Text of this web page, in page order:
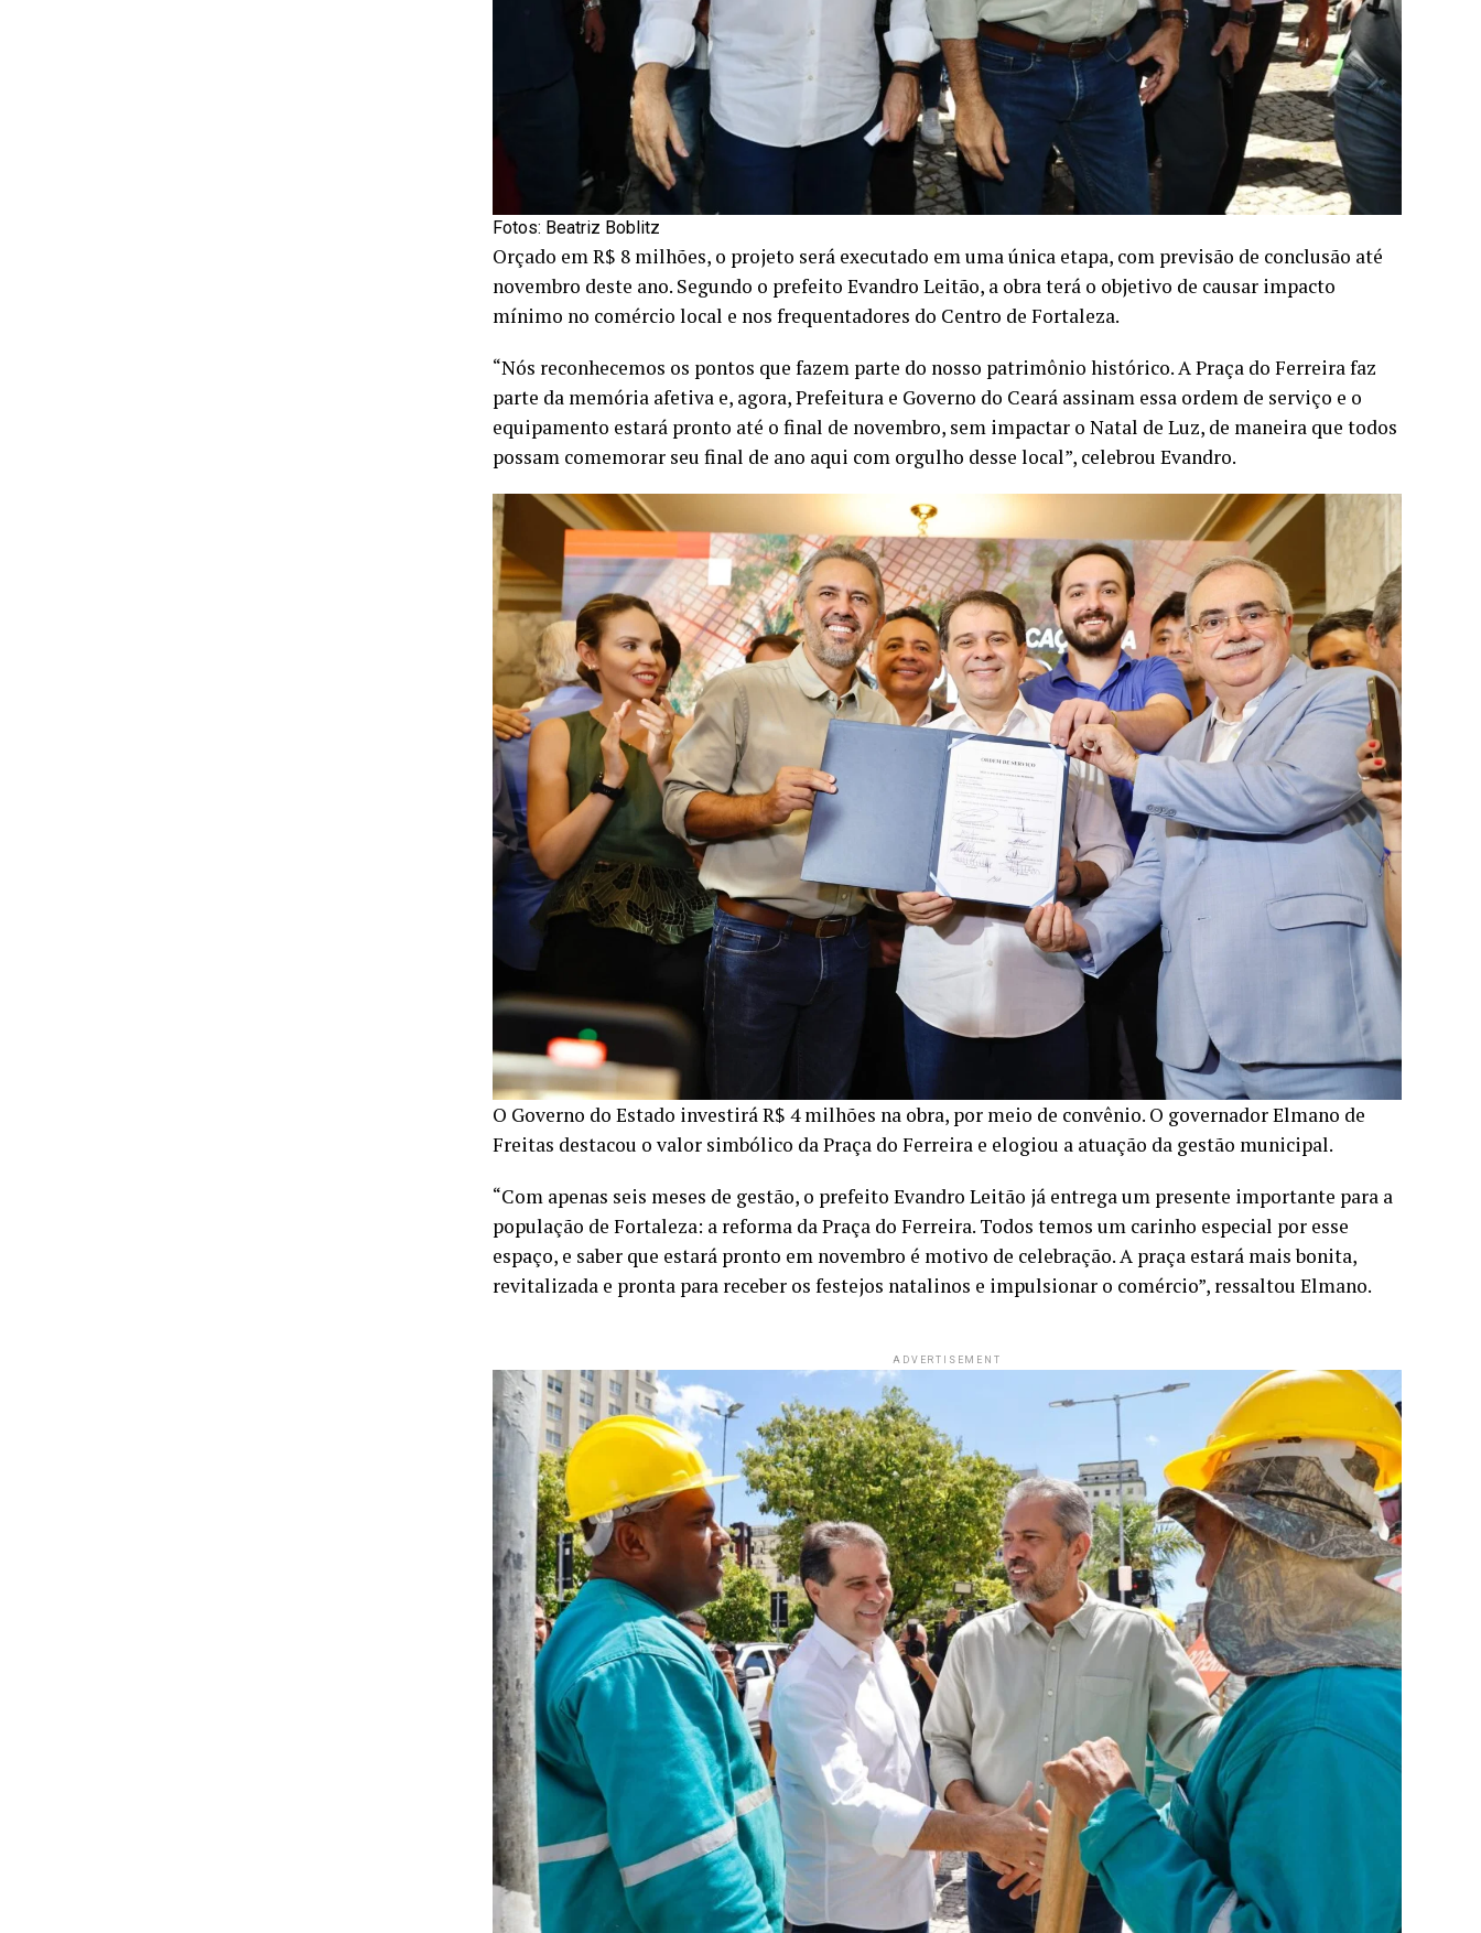
Fotos: Beatriz Boblitz
Orçado em R$ 8 milhões, o projeto será executado em uma única etapa, com previsão de conclusão até
novembro deste ano. Segundo o prefeito Evandro Leitão, a obra terá o objetivo de causar impacto
mínimo no comércio local e nos frequentadores do Centro de Fortaleza.
“Nós reconhecemos os pontos que fazem parte do nosso patrimônio histórico. A Praça do Ferreira faz
parte da memória afetiva e, agora, Prefeitura e Governo do Ceará assinam essa ordem de serviço e o
equipamento estará pronto até o final de novembro, sem impactar o Natal de Luz, de maneira que todos
possam comemorar seu final de ano aqui com orgulho desse local”, celebrou Evandro.
O Governo do Estado investirá R$ 4 milhões na obra, por meio de convênio. O governador Elmano de
Freitas destacou o valor simbólico da Praça do Ferreira e elogiou a atuação da gestão municipal.
“Com apenas seis meses de gestão, o prefeito Evandro Leitão já entrega um presente importante para a
população de Fortaleza: a reforma da Praça do Ferreira. Todos temos um carinho especial por esse
espaço, e saber que estará pronto em novembro é motivo de celebração. A praça estará mais bonita,
revitalizada e pronta para receber os festejos natalinos e impulsionar o comércio”, ressaltou Elmano.
ADVERTISEMENT